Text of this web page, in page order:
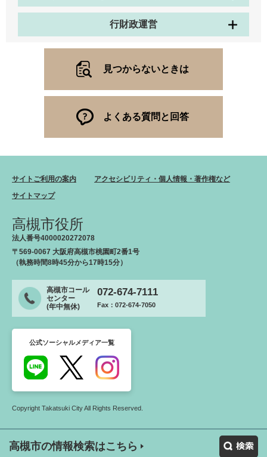
高槻市の情報検索はこちら
行財政運営
見つからないときは
よくある質問と回答
サイトご利用の案内
アクセシビリティ・個人情報・著作権など
サイトマップ
高槻市役所
法人番号4000020272078
〒569-0067 大阪府高槻市桃園町2番1号
（執務時間8時45分から17時15分）
高槻市コール
センター
(年中無休)
072-674-7111
Fax：072-674-7050
公式ソーシャルメディア一覧
Copyright Takatsuki City All Rights Reserved.